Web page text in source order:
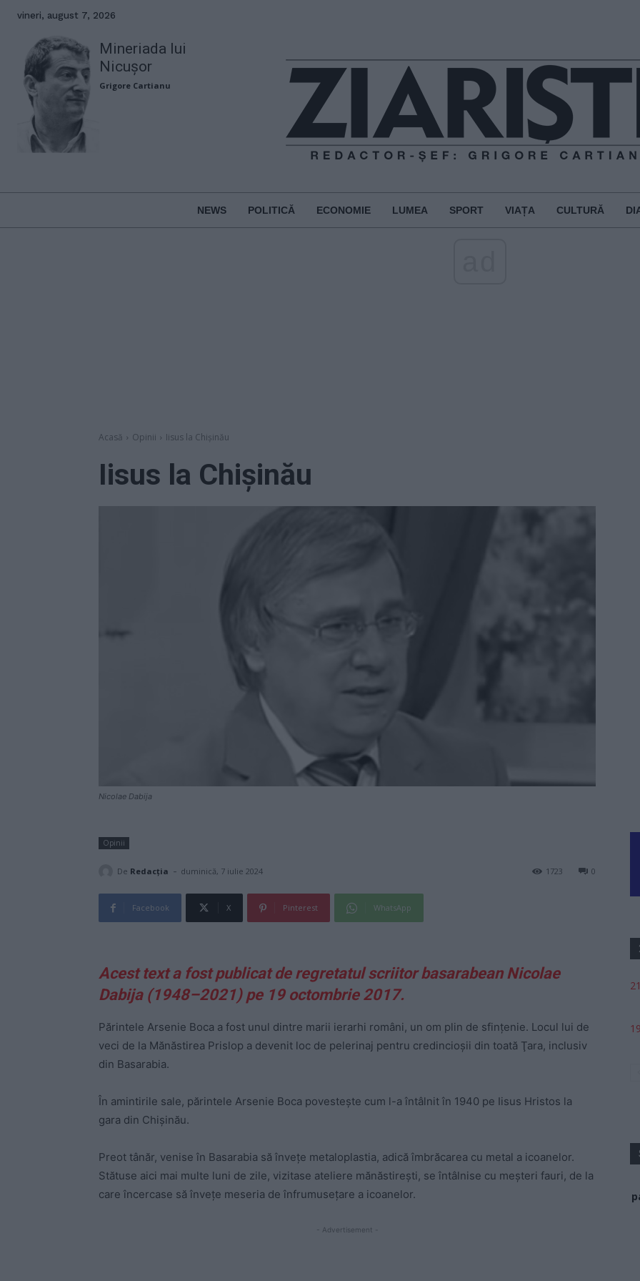
vineri, august 7, 2026
Mineriada lui
Nicușor
Grigore Cartianu
NEWS POLITICĂ ECONOMIE LUMEA SPORT VIAȚA CULTURĂ
Acasă Opinii Iisus la Chişinău
Iisus la Chişinău
Nicolae Dabija
Opinii
De Redacţia - duminică, 7 iulie 2024 0
1723
Facebook X Pinterest WhatsApp
Acest text a fost publicat de regretatul scriitor basarabean Nicolae
Dabija (1948–2021) pe 19 octombrie 2017.
Părintele Arsenie Boca a fost unul dintre marii ierarhi români, un om plin de sfinţenie. Locul lui de
veci de la Mănăstirea Prislop a devenit loc de pelerinaj pentru credincioşii din toată Ţara, inclusiv
din Basarabia.
În amintirile sale, părintele Arsenie Boca povesteşte cum l-a întâlnit în 1940 pe Iisus Hristos la
gara din Chişinău.
Preot tânăr, venise în Basarabia să înveţe metaloplastia, adică îmbrăcarea cu metal a icoanelor.
Stătuse aici mai multe luni de zile, vizitase ateliere mănăstireşti, se întâlnise cu meşteri fauri, de la
care încercase să înveţe meseria de înfrumuseţare a icoanelor.
- Advertisement -